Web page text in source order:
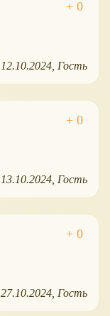
12.10.2024 Гость
13.10.2024 Гость
27.10.2024 Гость